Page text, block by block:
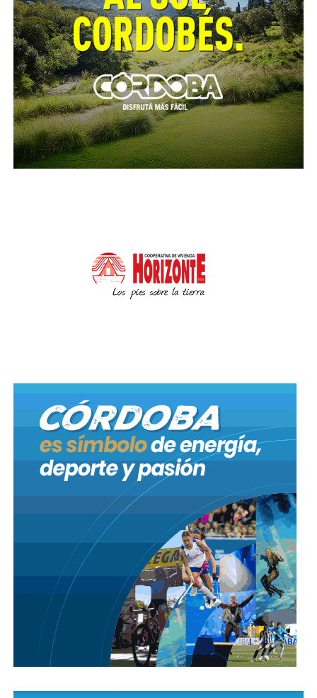
investigan, el vehículo en fuga y un móvil policial
colisionaron, ocasionándose daños materiales. Como
resultado del operativo, fueron detenidos un
hombre de 34 años y una mujer de 32. Además, se
procedió al secuestro del rodado, que presentaba
pedido de secuestro vigente.
Los aprehendidos y los elementos incautados
quedaron a disposición de la Justicia.
barrio Los Gigantes
Reproductor
00:00
Un hombre mayor de edad fue detenido en las
últimas horas en la intersección de las calles Carlos
Giménez y Menbrive, en barrio Los Gigantes,
sindicado de intentar cometer un robo en una
verdulería de la zona.
El procedimiento se inició a partir de la intervención
del sistema de videovigilancia 911, cuyos operadores
advirtieron la maniobra del sospechoso, quien
intentaba vulnerar las medidas de seguridad del
comercio utilizando un fragmento de cordón cuneta.
Con esa información, personal policial se hizo
presente en el lugar, el individuo al notar la